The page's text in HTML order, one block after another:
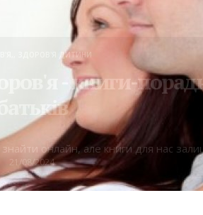
ЗДОРОВ'Я ДИТИНИ
- книги-
батьків
знайти онлайн, але книги для нас
21/08/2024